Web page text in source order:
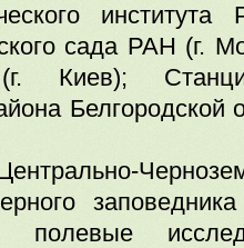
сада РАН (г.
Киев);
полевые